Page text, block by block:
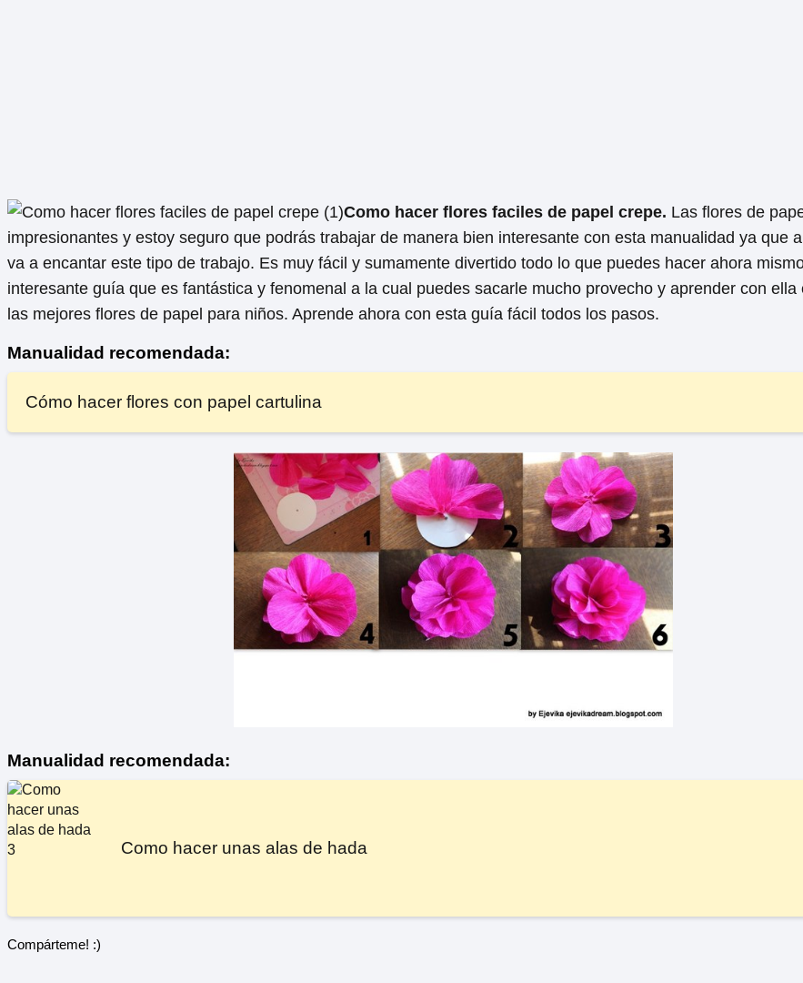
Como hacer flores faciles de papel crepe. Las flores de
impresionantes y estoy seguro que podrás trabajar de manera bien interesante con esta manualidad ya que
va a encantar este tipo de trabajo. Es muy fácil y sumamente divertido todo lo que puedes hacer ahora
interesante guía que es fantástica y fenomenal a la cual puedes sacarle mucho provecho y aprender con ella
las mejores flores de papel para niños. Aprende ahora con esta guía fácil todos los pasos.
Manualidad recomendada:
Cómo hacer flores con papel cartulina
Manualidad recomendada:
Como hacer unas alas de hada
Compárteme! :)